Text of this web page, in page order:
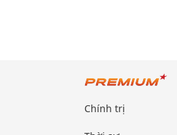
Chính trị